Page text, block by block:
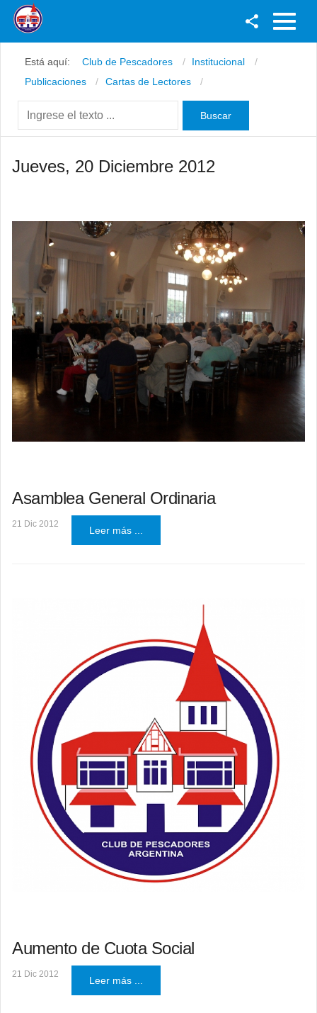
Youtube
Instagram
Está aquí: Club de Pescadores
Institucional
Publicaciones
Cartas de Lectores
Jueves, 20 Diciembre 2012
Asamblea General Ordinaria
21 Dic 2012
Leer más ...
Aumento de Cuota Social
21 Dic 2012
Leer más ...